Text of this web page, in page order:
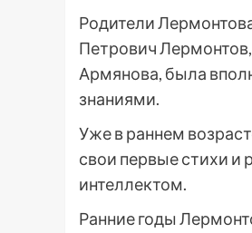
Родители
Петрович
Армянова, была
знаниями.
Уже в раннем
свои первые стихи
интеллектом.
Ранние годы